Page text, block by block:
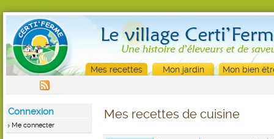
Mes recettes Mon jardin Mon bien
Connexion
Me connecter
Mes recettes de cuisine